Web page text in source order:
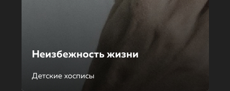
Неизбежность жизни
Детские хосписы